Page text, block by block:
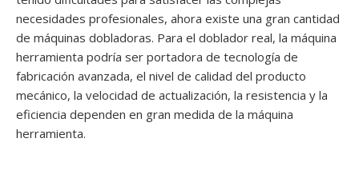
necesidades profesionales, ahora existe una gran cantidad
de máquinas dobladoras. Para el doblador real, la máquina
herramienta podría ser portadora de tecnología de
fabricación avanzada, el nivel de calidad del producto
mecánico, la velocidad de actualización, la resistencia y la
eficiencia dependen en gran medida de la máquina
herramienta.